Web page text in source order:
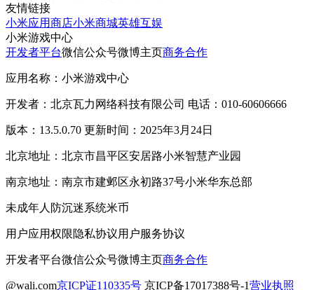
友情链接
小米应用商店小米商城英雄互娱
小米游戏中心
开发者平台微信公众号微博主页商务合作
应用名称：小米游戏中心
开发者：北京瓦力网络科技有限公司 电话：010-60606666
版本：13.5.0.70 更新时间：2025年3月24日
北京地址：北京市昌平区安居路小米智慧产业园
南京地址：南京市建邺区永初路37号小米华东总部
未成年人防沉迷系统米币
用户应用权限隐私协议用户服务协议
开发者平台微信公众号微博主页商务合作
@wali.com京ICP证110335号 京ICP备17017388号-1营业执照